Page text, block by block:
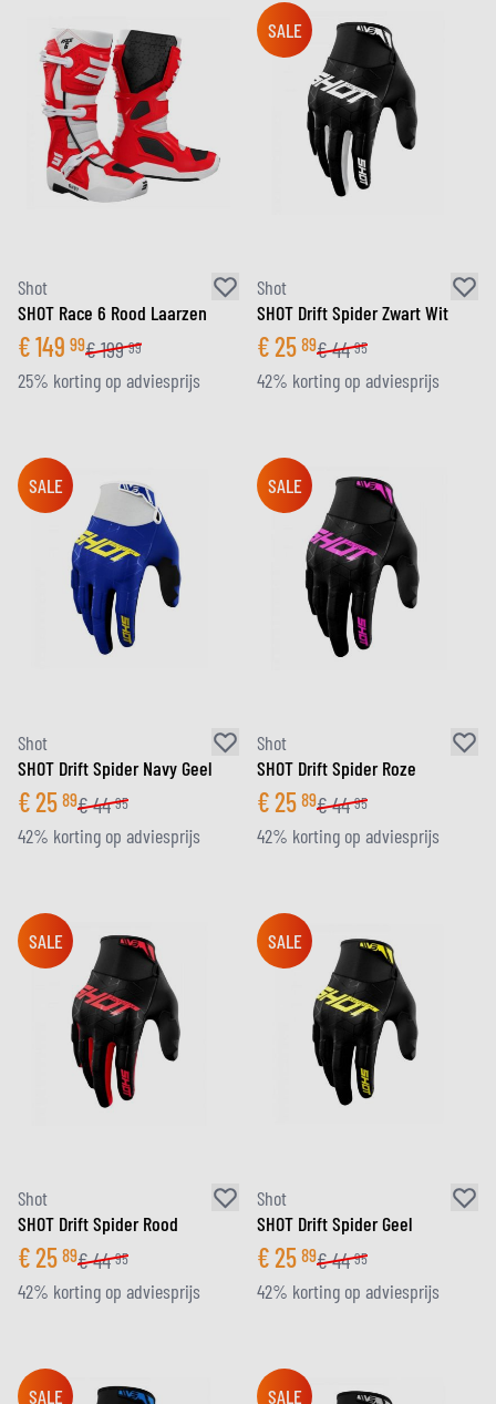
Shot
SHOT Race 6 Rood Laarzen
€149 99€199 99
25% korting op adviesprijs
SALE
Shot
SHOT Drift Spider Zwart Wit
€25 89€44 95
42% korting op adviesprijs
SALE
Shot
SHOT Drift Spider Navy Geel
€25 89€44 95
42% korting op adviesprijs
SALE
Shot
SHOT Drift Spider Roze
€25 89€44 95
42% korting op adviesprijs
SALE
Shot
SHOT Drift Spider Rood
€25 89€44 95
42% korting op adviesprijs
SALE
Shot
SHOT Drift Spider Geel
€25 89€44 95
42% korting op adviesprijs
SALE SALE